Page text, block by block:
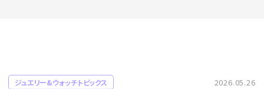
JEWELRY & WATCH
ジュエリー&ウォッチトピックス 2026.05.26